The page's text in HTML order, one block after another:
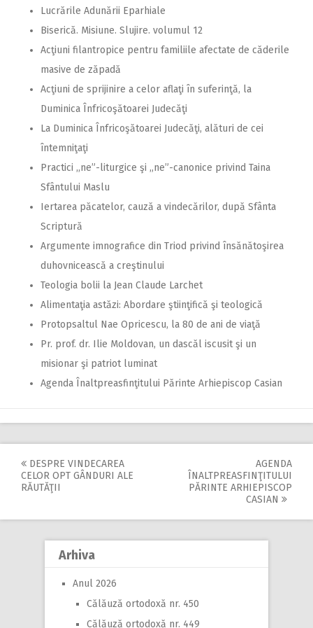
Lucrările Adunării Eparhiale
Biserică. Misiune. Slujire. volumul 12
Acţiuni filantropice pentru familiile afectate de căderile
masive de zăpadă
Acţiuni de sprijinire a celor aflaţi în suferinţă, la
Duminica Înfricoşătoarei Judecăţi
La Duminica Înfricoşătoarei Judecăţi, alături de cei
întemniţaţi
Practici ,,ne”-liturgice şi ,,ne”-canonice privind Taina
Sfântului Maslu
Iertarea păcatelor, cauză a vindecărilor, după Sfânta
Scriptură
Argumente imnografice din Triod privind însănătoşirea
duhovnicească a creştinului
Teologia bolii la Jean Claude Larchet
Alimentaţia astăzi: Abordare ştiinţifică şi teologică
Protopsaltul Nae Opricescu, la 80 de ani de viaţă
Pr. prof. dr. Ilie Moldovan, un dascăl iscusit şi un
misionar şi patriot luminat
Agenda Înaltpreasfinţitului Părinte Arhiepiscop Casian
Post
DESPRE VINDECAREA
CELOR OPT GÂNDURI ALE
RĂUTĂŢII
AGENDA
ÎNALTPREASFINŢITULUI
PĂRINTE ARHIEPISCOP
CASIAN
Arhiva
Anul 2026
Călăuză ortodoxă nr. 450
Călăuză ortodoxă nr. 449